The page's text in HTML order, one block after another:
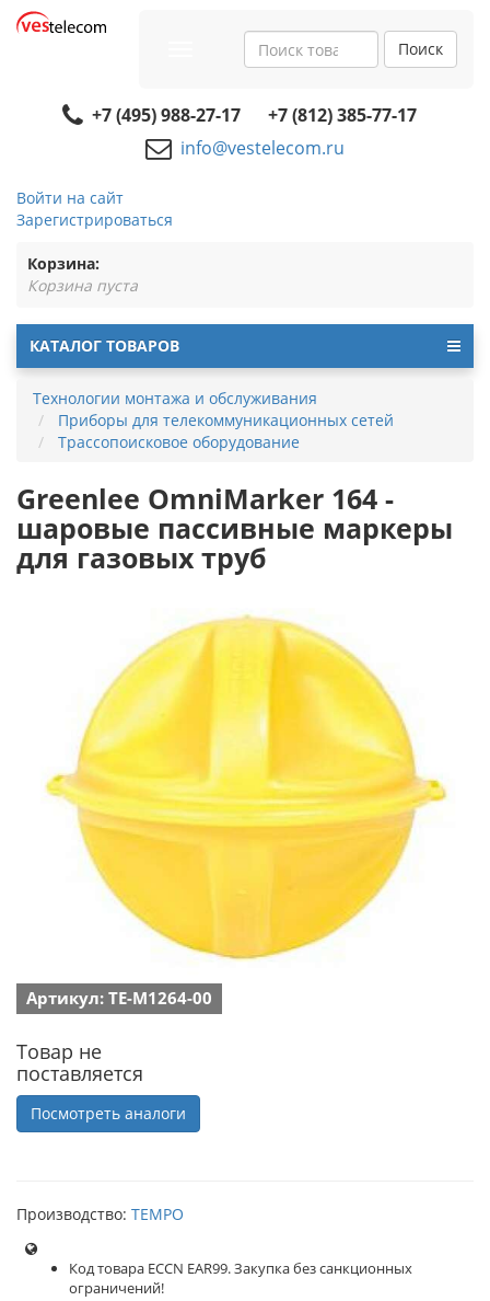
navigation
Поиск
+7 (495) 988-27-17
+7 (812) 385-77-17
info@vestelecom.ru
Войти на сайт
Зарегистрироваться
Корзина:
Корзина пуста
КАТАЛОГ ТОВАРОВ
Технологии монтажа и обслуживания
Приборы для телекоммуникационных сетей
Трассопоисковое оборудование
Greenlee OmniMarker 164 -
шаровые пассивные маркеры
для газовых труб
Артикул: TE-M1264-00
Товар не
поставляется
Посмотреть аналоги
Производство: TEMPO
Код товара ECCN EAR99. Закупка без санкционных
ограничений!